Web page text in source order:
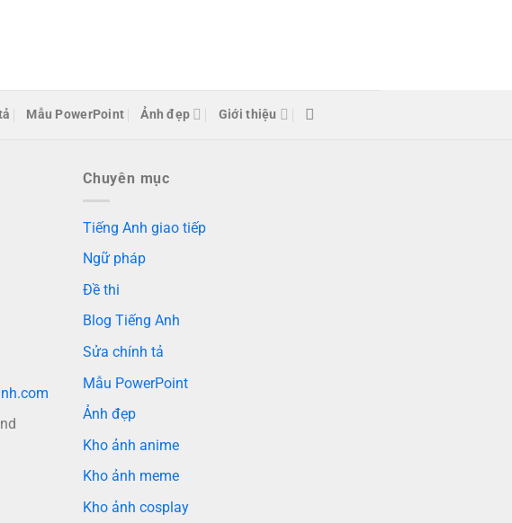
Mẫu PowerPoint Ảnh đẹp Giới thiệu
Chuyên mục
Tiếng Anh giao tiếp
Ngữ pháp
Đề thi
Blog Tiếng Anh
Sửa chính tả
Mẫu PowerPoint
Ảnh đẹp
Kho ảnh anime
Kho ảnh meme
Kho ảnh cosplay